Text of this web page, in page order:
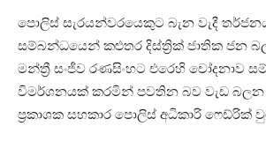
පොලිස් සැරයන්වරයෙකුට බැන වැදී
සම්බන්ධයෙන් කළුතර දිස්ත්‍රික් ජාතික ජන
මන්ත්‍රී සංජීව රණසිංහට එරෙහි චෝදනාව
විමර්ශනයක් කරමින් පවතින බව වැඩ බලන
ප්‍රකාශක සහකාර පොලිස් අධිකාරි ෆෙඩ්රික්